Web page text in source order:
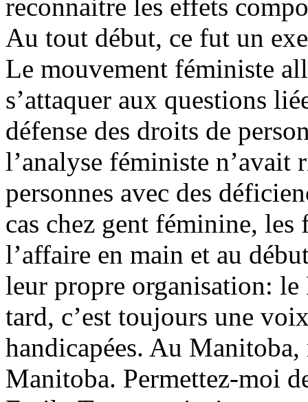
reconnaitre les effets
Au tout début, ce fut un
Le mouvement féministe
s’attaquer aux questions
défense des droits de
l’analyse féministe n’avait
personnes avec des
cas chez gent féminine, les
l’affaire en main et au
leur propre organisation:
tard, c’est toujours une
handicapées. Au
Manitoba. Permettez-moi